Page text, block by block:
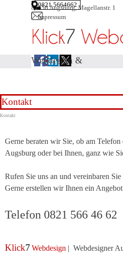
Direkt zum Seiteninhalt
0821 5664662
86156 Augsburg, Magellanstr. 1
Impressum
Webdesign &
Menü überspringen
Kontakt
Kontakt
Gerne beraten wir Sie, ob am
Augsburg oder bei Ihnen, ganz wie
Rufen Sie uns an und vereinbaren
Gerne erstellen wir Ihnen ein
Telefon 0821 566 46 62
Klick7 Webdesign | Webdesigner